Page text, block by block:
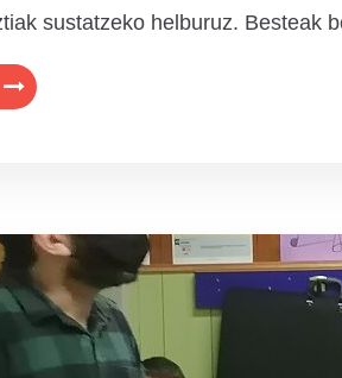
sustatzeko helburuz. Besteak